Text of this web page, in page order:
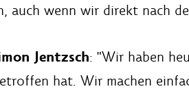
auch wenn wir direkt nach
Jentzsch: "Wir haben
hat. Wir machen